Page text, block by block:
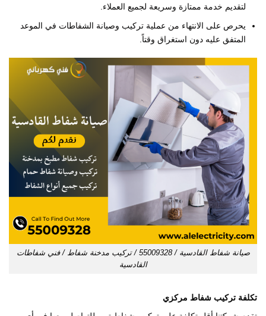
لتقديم خدمة ممتازة وسريعة لجميع العملاء.
يحرص على الانتهاء من عملية تركيب وصيانة الشفاطات في الموعد
المتفق عليه دون استغراق وقتاً.
صيانة شفاط القادسية / 55009328 / تركيب مدخنة شفاط / فني شفاطات
القادسية
تكلفة تركيب شفاط مركزي